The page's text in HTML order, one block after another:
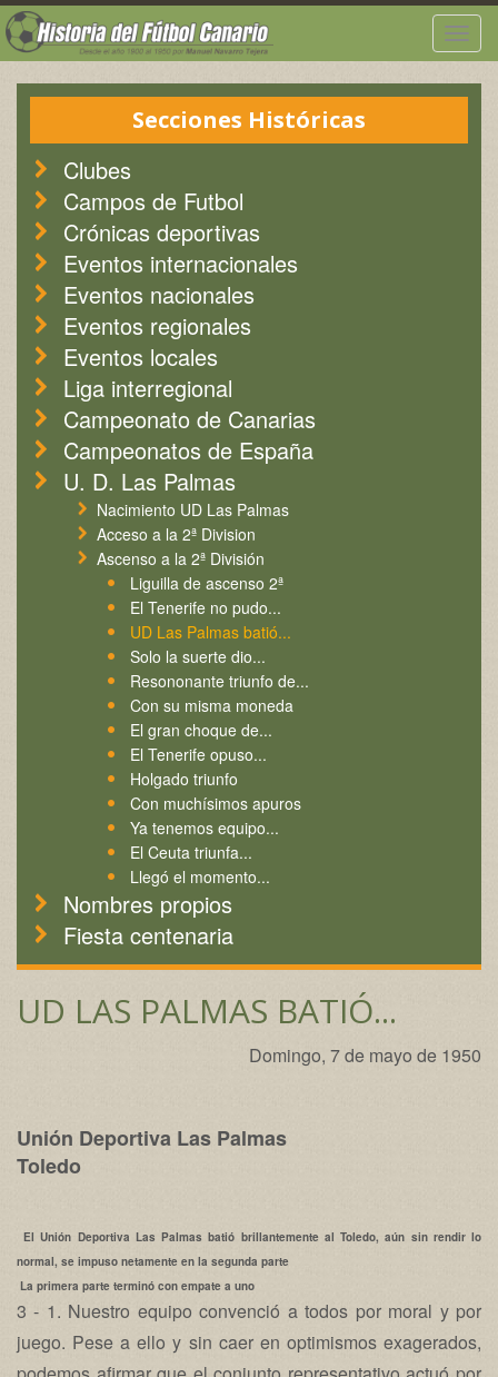
Secciones Históricas
Clubes
Campos de Futbol
Crónicas deportivas
Eventos internacionales
Eventos nacionales
Eventos regionales
Eventos locales
Liga interregional
Campeonato de Canarias
Campeonatos de España
U. D. Las Palmas
Nacimiento UD Las Palmas
Acceso a la 2ª Division
Ascenso a la 2ª División
Liguilla de ascenso 2ª
El Tenerife no pudo...
UD Las Palmas batió...
Solo la suerte dio...
Resononante triunfo de...
Con su misma moneda
El gran choque de...
El Tenerife opuso...
Holgado triunfo
Con muchísimos apuros
Ya tenemos equipo...
El Ceuta triunfa...
Llegó el momento...
Nombres propios
Fiesta centenaria
UD LAS PALMAS BATIÓ...
Domingo, 7 de mayo de 1950
Unión Deportiva Las Palmas
Toledo
El Unión Deportiva Las Palmas batió brillantemente al Toledo, aún sin rendir lo
normal, se impuso netamente en la segunda parte
La primera parte terminó con empate a uno
3 - 1. Nuestro equipo convenció a todos por moral y por
juego. Pese a ello y sin caer en optimismos exagerados,